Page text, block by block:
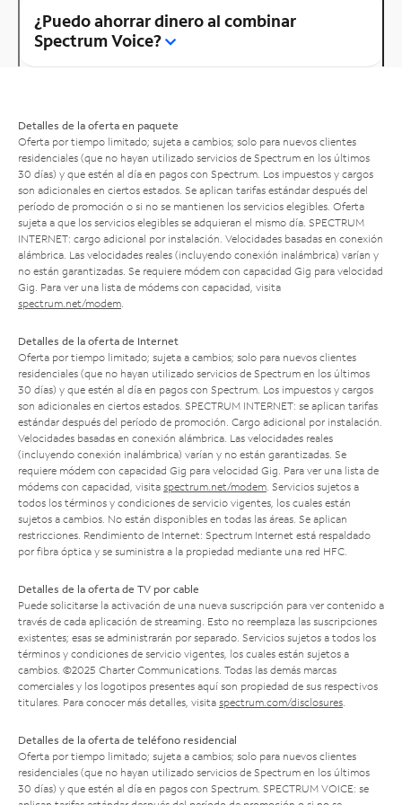
¿Puedo ahorrar dinero al combinar
Spectrum Voice?
Detalles de la oferta en paquete
Oferta por tiempo limitado; sujeta a cambios; solo para nuevos clientes
residenciales (que no hayan utilizado servicios de Spectrum en los últimos
30 días) y que estén al día en pagos con Spectrum. Los impuestos y cargos
son adicionales en ciertos estados. Se aplican tarifas estándar después del
período de promoción o si no se mantienen los servicios elegibles. Oferta
sujeta a que los servicios elegibles se adquieran el mismo día. SPECTRUM
INTERNET: cargo adicional por instalación. Velocidades basadas en conexión
alámbrica. Las velocidades reales (incluyendo conexión inalámbrica) varían y
no están garantizadas. Se requiere módem con capacidad Gig para velocidad
Gig. Para ver una lista de módems con capacidad, visita
spectrum.net/modem
Detalles de la oferta de Internet
Oferta por tiempo limitado; sujeta a cambios; solo para nuevos clientes
residenciales (que no hayan utilizado servicios de Spectrum en los últimos
30 días) y que estén al día en pagos con Spectrum. Los impuestos y cargos
son adicionales en ciertos estados. SPECTRUM INTERNET: se aplican tarifas
estándar después del período de promoción. Cargo adicional por instalación.
Velocidades basadas en conexión alámbrica. Las velocidades reales
(incluyendo conexión inalámbrica) varían y no están garantizadas. Se
requiere módem con capacidad Gig para velocidad Gig. Para ver una lista de
módems con capacidad, visita spectrum.net/modem . Servicios sujetos a
todos los términos y condiciones de servicio vigentes, los cuales están
sujetos a cambios. No están disponibles en todas las áreas. Se aplican
restricciones. Rendimiento de Internet: Spectrum Internet está respaldado
por fibra óptica y se suministra a la propiedad mediante una red HFC.
Detalles de la oferta de TV por cable
Puede solicitarse la activación de una nueva suscripción para ver contenido a
través de cada aplicación de streaming. Esto no reemplaza las suscripciones
existentes; esas se administrarán por separado. Servicios sujetos a todos los
términos y condiciones de servicio vigentes, los cuales están sujetos a
cambios. ©2025 Charter Communications. Todas las demás marcas
comerciales y los logotipos presentes aquí son propiedad de sus respectivos
titulares. Para conocer más detalles, visita spectrum.com/disclosures
Detalles de la oferta de teléfono residencial
Oferta por tiempo limitado; sujeta a cambios; solo para nuevos clientes
residenciales (que no hayan utilizado servicios de Spectrum en los últimos
30 días) y que estén al día en pagos con Spectrum. SPECTRUM VOICE: se